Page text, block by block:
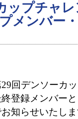
ップチャ
メンバー
回デンソーカ
登録メンバー
知らせいたし